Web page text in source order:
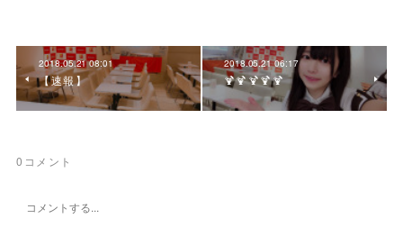
2018.05.21 08:01
【速報】
2018.05.21 06:17
🍹🍹🍹🍹🍹
0 コメント